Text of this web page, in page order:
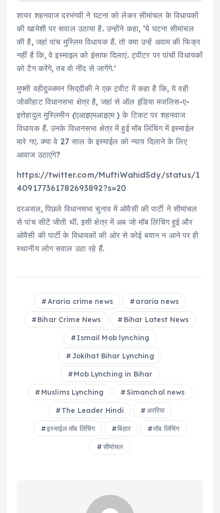
शायर शहनवाज दरभंगवी ने घटना को लेकर सीमांचल के विधायकों
की खामेशी पर सवाल उठाया है. उन्होंने कहा, ‘ये घटना सीमांचल
की है, जहां पांच मुस्लिम विधायक हैं. तो क्या उन्हें अवाम की फिक्र
नहीं है कि, वे इस्माइल को इंसाफ दिलाएं. ट्वीटर पर पांचों विधायकों
को टैग करेंगे, तब वो नींद से जागेंगे.’
मुफ्ती वहीदुज्जमन सिद्​दीकी ने एक ट्वीट में कहा है कि, ये वही
जोकीहाट विधानसभा क्षेत्र है, जहां से ऑल इंडिया मजलिस-ए-
इत्तेहादुल मुस्लिमीन (एआइएमआइएम ) के टिकट पर शहनवाज
विधायक हैं. उनके विधानसभा क्षेत्र में हुई मॉब लिंचिंग में इस्माईल
मारे गए. क्या वे 27 साल के इस्माईल को न्याय दिलाने के लिए
आवाज उठाएंगे?
https://twitter.com/MuftiWahidSdy/status/1
409177361782693892?s=20
दरअसल, पिछले विधानसभा चुनाव में ओवैसी की पार्टी ने सीमांचल
से पांच सीटें जीती थीं. इसी क्षेत्र में अब जो मॉब लिंचिंग हुई और
ओवैसी की पार्टी के विधायकों की ओर से कोई बयान न आने पर ही
स्थानीय लोग सवाल उठा रहे हैं.
Araria crime news araria news
Bihar Crime News Bihar Latest News
Ismail Mob lynching
Jokihat Bihar Lynching
Mob Lynching in Bihar
Muslims Lynching Simanchal news
The Leader Hindi अररिया
इस्माईल मॉब लिंचिंग ब‍िहार मॉब लिंचिंग
सीमांचल